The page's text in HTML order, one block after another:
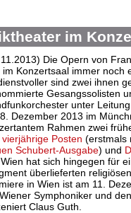
im
Die Opern von
im Konzertsaal immer noch
sind zwei ihnen
Gesangssolisten
unter
Dezember 2013 im
Rahmen zwei
vierjährige Posten (erstmals
Schubert-Ausgabe) und
hat sich hingegen für
überlieferten
in Wien ist am 11.
Symphoniker und
Claus Guth.